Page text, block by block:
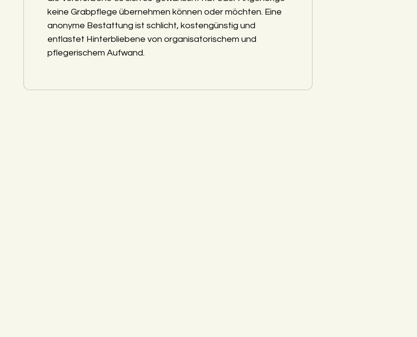
keine Grabpflege übernehmen können oder möchten. Eine
anonyme Bestattung ist schlicht, kostengünstig und
entlastet Hinterbliebene von organisatorischem und
pflegerischem Aufwand.